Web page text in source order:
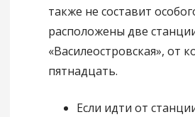
также не составит
расположены две
«Василеостровская», от
пятнадцать.
Если идти от